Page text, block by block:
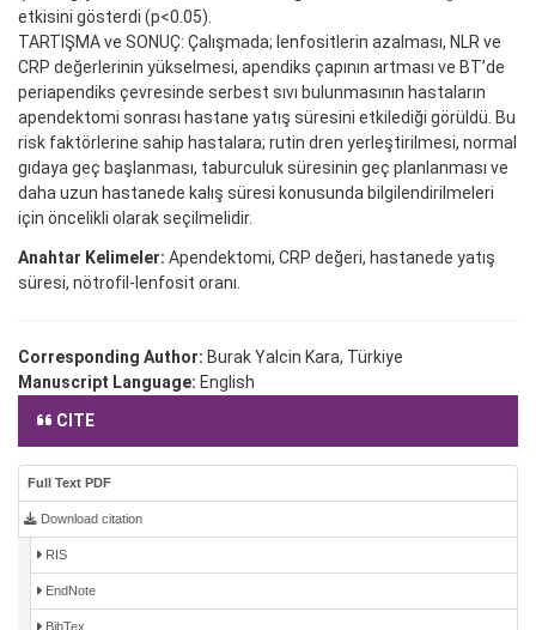
etkisini gösterdi (p<0.05).
TARTIŞMA ve SONUÇ: Çalışmada; lenfositlerin azalması, NLR ve
CRP değerlerinin yükselmesi, apendiks çapının artması ve BT’de
periapendiks çevresinde serbest sıvı bulunmasının hastaların
apendektomi sonrası hastane yatış süresini etkilediği görüldü. Bu
risk faktörlerine sahip hastalara; rutin dren yerleştirilmesi, normal
gıdaya geç başlanması, taburculuk süresinin geç planlanması ve
daha uzun hastanede kalış süresi konusunda bilgilendirilmeleri
için öncelikli olarak seçilmelidir.
Anahtar Kelimeler: Apendektomi, CRP değeri, hastanede yatış
süresi, nötrofil-lenfosit oranı.
Corresponding Author: Burak Yalcin Kara, Türkiye
Manuscript Language: English
CITE
Full Text PDF
Download citation
RIS
EndNote
BibTex